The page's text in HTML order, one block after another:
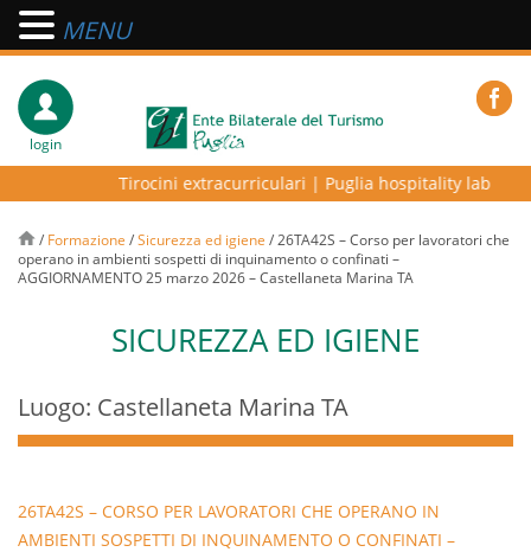
login
Tirocini extracurriculari| Puglia hospitality lab –
/ Formazione /Sicurezza ed igiene /26TA42S – Corso per lavoratori che
operano in ambienti sospetti di inquinamento o confinati –
AGGIORNAMENTO 25 marzo 2026 – Castellaneta Marina TA
SICUREZZA ED IGIENE
Luogo: Castellaneta Marina TA
26TA42S – CORSO PER LAVORATORI CHE OPERANO IN
AMBIENTI SOSPETTI DI INQUINAMENTO O CONFINATI –
MENU